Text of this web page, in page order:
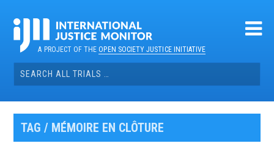
contentA PROJECT OF THEOPEN SOCIETY JUSTICE INITIATIVE
Search
for:
TAG / MÉMOIRE EN CLÔTURE